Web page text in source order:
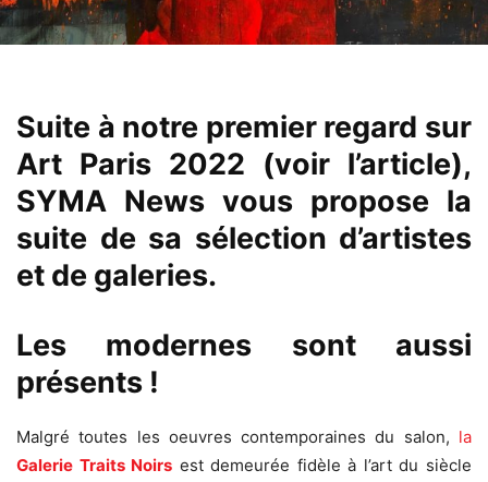
Suite à notre premier regard sur
Art Paris 2022 (voir l’article),
SYMA News vous propose la
suite de sa sélection d’artistes
et de galeries.
Les modernes sont aussi
présents !
Malgré toutes les oeuvres contemporaines du salon, la
Galerie Traits Noirs est demeurée fidèle à l’art du siècle